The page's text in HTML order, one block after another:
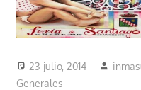
23 julio, 2014
Generales